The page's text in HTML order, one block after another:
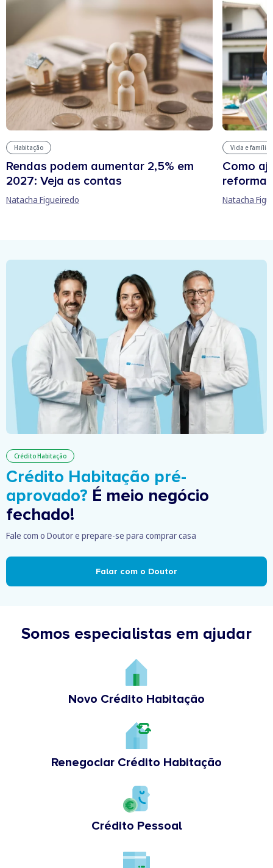
Habitação
Rendas podem aumentar 2,5% em
2027: Veja as contas
Natacha Figueiredo
Vida e família
Como
reforma
Natacha
Crédito Habitação
Crédito Habitação pré-
aprovado? É meio negócio
fechado!
Fale com o Doutor e prepare-se para comprar casa
Falar com o Doutor
Somos especialistas em ajudar
Novo Crédito Habitação
Renegociar Crédito Habitação
Crédito Pessoal